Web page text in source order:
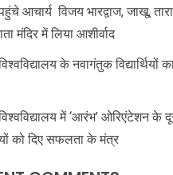
आचार्य विजय भारद्वाज, जाखू,
मंदिर में लिया आशीर्वाद
के नवागंतुक विद्यार्थियों
में ‘आरंभ’ ओरिएंटेशन के
को दिए सफलता के मंत्र